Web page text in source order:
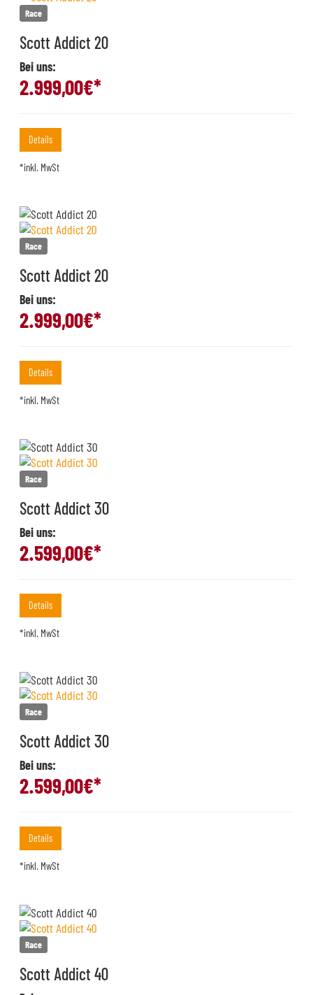
Race
Scott Addict 20
Bei uns:
2.999,00€*
Details
*inkl. MwSt
Race
Scott Addict 20
Bei uns:
2.999,00€*
Details
*inkl. MwSt
Race
Scott Addict 30
Bei uns:
2.599,00€*
Details
*inkl. MwSt
Race
Scott Addict 30
Bei uns:
2.599,00€*
Details
*inkl. MwSt
Race
Scott Addict 40